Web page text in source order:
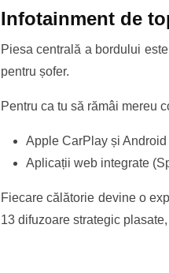
Infotainment de
Piesa centrală a bordului
pentru șofer.
Pentru ca tu să rămâi mereu
Apple CarPlay și
Aplicații web integrate
Fiecare călătorie devine o
13 difuzoare strategic